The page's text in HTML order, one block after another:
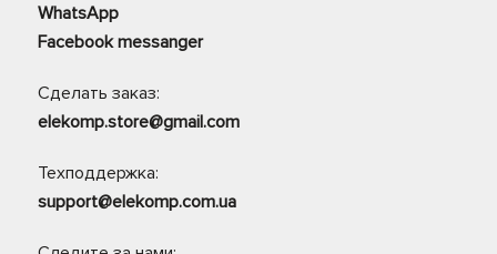
WhatsApp
Facebook messanger
Сделать заказ:
elekomp.store@gmail.com
Техподдержка:
support@elekomp.com.ua